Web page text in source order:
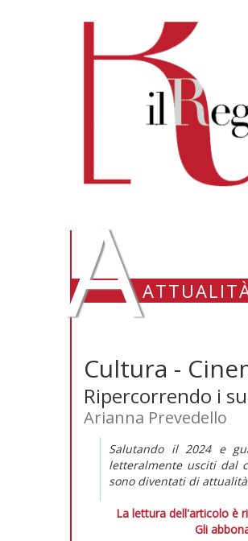
A
Cultura -
Ripercorrendo i
Arianna Prevedello
Salutando il 2024 e
letteralmente uscitidal
sono diventati di
La lettura dell'articolo è
Gli